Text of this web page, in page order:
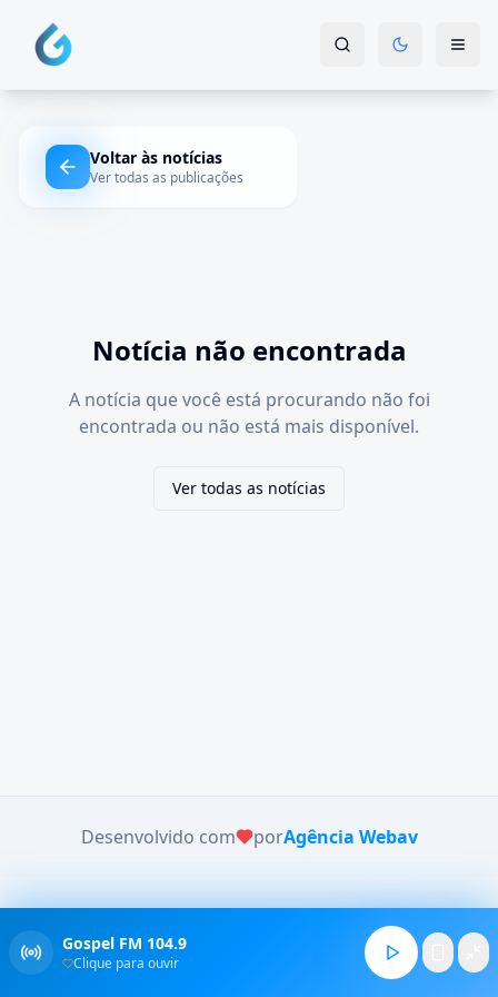
Voltar às notícias
Ver todas as publicações
Notícia não encontrada
A notícia que você está procurando não foi
encontrada ou não está mais disponível.
Ver todas as notícias
Desenvolvido com porAgência Webav
Gospel FM 104.9
Clique para ouvir